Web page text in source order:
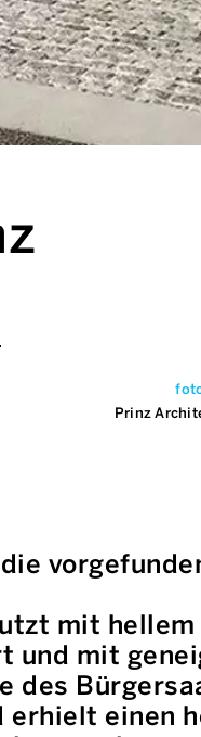
Prinz
mit hellem
und mit
des
erhielt einen